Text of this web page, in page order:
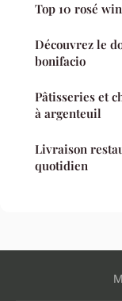
Top 10 rosé
Découvrez le
bonifacio
Pâtisseries et
à argenteuil
Livraison
quotidien